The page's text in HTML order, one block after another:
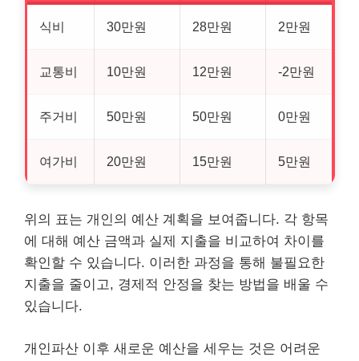
식비 30만원 28만원 2만원
교통비 10만원 12만원 -2만원
주거비 50만원 50만원 0만원
여가비 20만원 15만원 5만원
위의 표는 개인의 예산 계획을 보여줍니다. 각 항목
에 대해 예산 금액과 실제 지출을 비교하여 차이를
확인할 수 있습니다. 이러한 과정을 통해 불필요한
지출을 줄이고, 경제적 안정을 찾는 방법을 배울 수
있습니다.
개인파산 이후 새로운 예산을 세우는 것은 어려운